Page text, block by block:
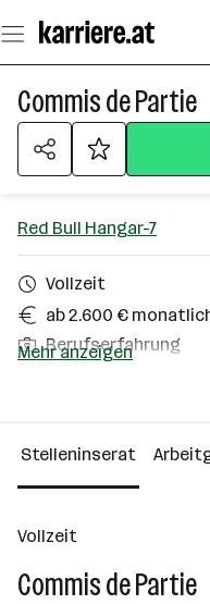
Seiteninhalt
springen
Commis de Partie
Red Bull Hangar-7
Vollzeit
ab 2.600 €
Berufserfahrung
Über das Unternehmen
51 - 100
Mehr anzeigen
Stelleninserat
Vollzeit
Commis de Partie